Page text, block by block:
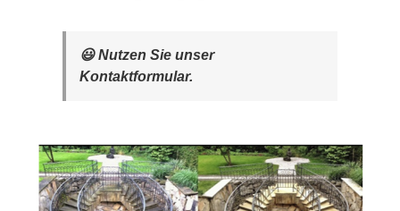
😃 Nutzen Sie unser
Kontaktformular.